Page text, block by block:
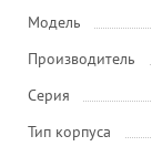
Модель
Производитель
Серия
Тип корпуса